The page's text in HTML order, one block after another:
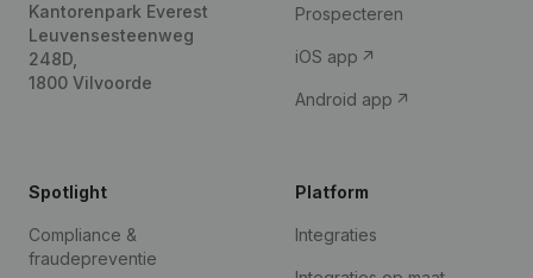
Kantorenpark Everest
Leuvensesteenweg
248D,
1800 Vilvoorde
Prospecteren
iOS app
Android app
Spotlight
Compliance &
fraudepreventie
Platform
Integraties